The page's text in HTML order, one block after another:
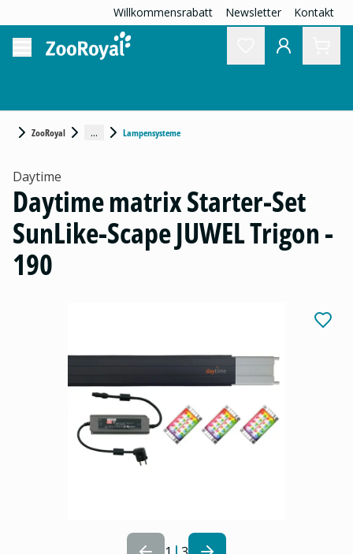
Willkommensrabatt Newsletter Kontakt
ZooRoyal ... Lampensysteme
Daytime
Daytime matrix Starter-Set
SunLike-Scape JUWEL Trigon -
190